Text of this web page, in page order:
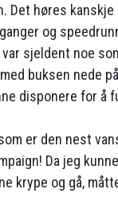
Det høres
og
sjeldent noe
buksen nede
disponere for å
er den nest
Da jeg
krype og gå,